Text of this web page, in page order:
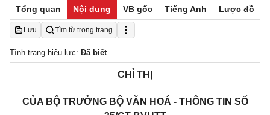
Tổng quan Nội dung VB gốc Tiếng Anh Lược đồ
Lưu Tìm từ trong trang
Tình trạng hiệu lực: Đã biết
CHỈ THỊ
CỦA BỘ TRƯỞNG BỘ VĂN HOÁ - THÔNG TIN SỐ